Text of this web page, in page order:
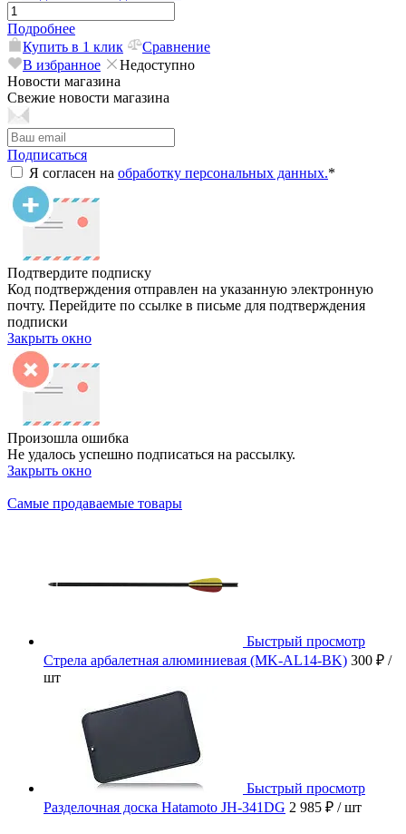
Подробнее
Купить в 1 клик
Сравнение
В избранное
Недоступно
Новости магазина
Свежие новости магазина
Подписаться
Я согласен на обработку персональных данных.*
Подтвердите подписку
Код подтверждения отправлен на указанную электронную
почту. Перейдите по ссылке в письме для подтверждения
подписки
Закрыть окно
Произошла ошибка
Не удалось успешно подписаться на рассылку.
Закрыть окно
Самые продаваемые товары
Быстрый просмотр
Стрела арбалетная алюминиевая (MK-AL14-BK) 300 ₽ /
шт
Быстрый просмотр
Разделочная доска Hatamoto JH-341DG 2 985 ₽ / шт